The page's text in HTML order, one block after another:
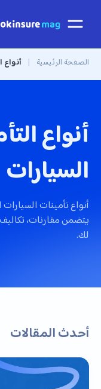
الصفحة الرئيسية | أنواع
أنواع
السيارات
أنواع تأمينات
يتضمن مقارنات،
لك.
أحدث المقالات